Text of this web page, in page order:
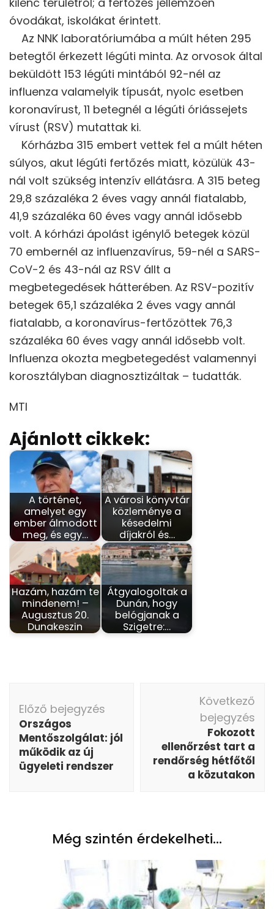
óvodákat, iskolákat érintett.
Az NNK laboratóriumába a múlt héten 295
betegtől érkezett légúti minta. Az orvosok által
beküldött 153 légúti mintából 92-nél az
influenza valamelyik típusát, nyolc esetben
koronavírust, 11 betegnél a légúti óriássejets
vírust (RSV) mutattak ki.
Kórházba 315 embert vettek fel a múlt héten
súlyos, akut légúti fertőzés miatt, közülük 43-
nál volt szükség intenzív ellátásra. A 315 beteg
29,8 százaléka 2 éves vagy annál fiatalabb,
41,9 százaléka 60 éves vagy annál idősebb
volt. A kórházi ápolást igénylő betegek közül
70 embernél az influenzavírus, 59-nél a SARS-
CoV-2 és 43-nál az RSV állt a
megbetegedések hátterében. Az RSV-pozitív
betegek 65,1 százaléka 2 éves vagy annál
fiatalabb, a koronavírus-fertőzöttek 76,3
százaléka 60 éves vagy annál idősebb volt.
Influenza okozta megbetegedést valamennyi
korosztályban diagnosztizáltak – tudatták.
MTI
Ajánlott cikkek:
A történet,
amelyet egy
ember álmodott
meg, és egy…
A városi könyvtár
közleménye a
késedelmi
díjakról és…
Hazám, hazám te
mindenem! –
Augusztus 20.
Dunakeszin
Átgyalogoltak a
Dunán, hogy
belógjanak a
Szigetre:…
navigáció
Előző bejegyzés
Országos
Mentőszolgálat: jól
működik az új
ügyeleti rendszer
Következő
bejegyzés
Fokozott
ellenőrzést tart a
rendőrség hétfőtől
a közutakon
Még szintén érdekelheti...